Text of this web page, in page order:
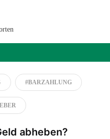
#BARZAHLUNG
abheben?